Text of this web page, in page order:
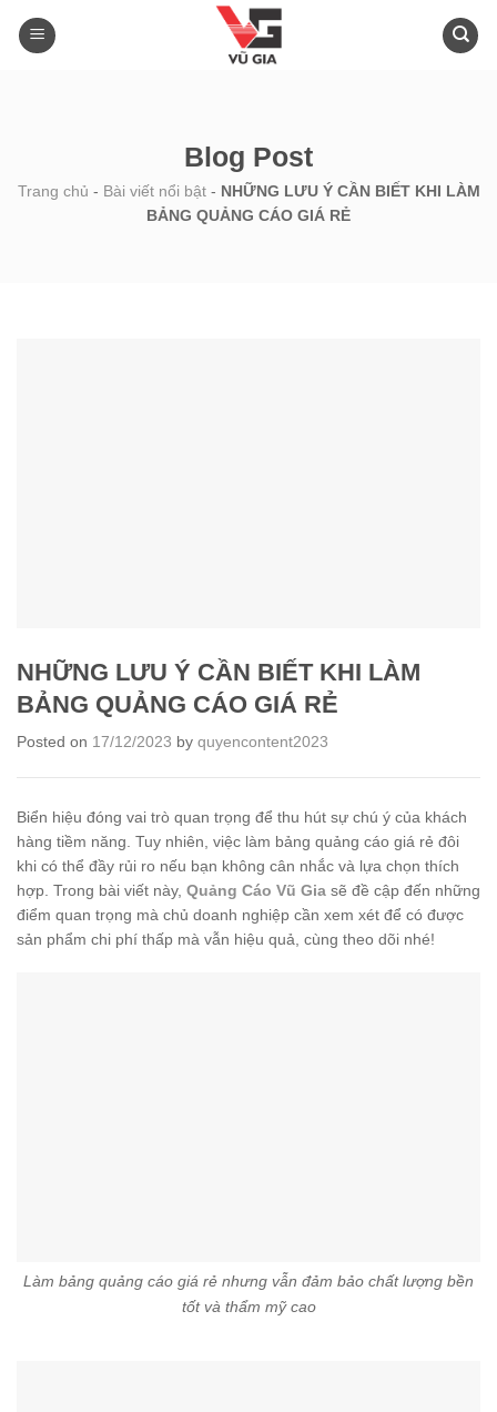
Blog Post
Trang chủ - Bài viết nổi bật- NHỮNG LƯU Ý CẦN BIẾT KHI LÀM
BẢNG QUẢNG CÁO GIÁ RẺ
NHỮNG LƯU Ý CẦN BIẾT KHI LÀM
BẢNG QUẢNG CÁO GIÁ RẺ
Posted on 17/12/2023 by quyencontent2023
Biển hiệu đóng vai trò quan trọng để thu hút sự chú ý của khách
hàng tiềm năng. Tuy nhiên, việc làm bảng quảng cáo giá rẻ đôi
khi có thể đầy rủi ro nếu bạn không cân nhắc và lựa chọn thích
hợp. Trong bài viết này, Quảng Cáo Vũ Gia sẽ đề cập đến những
điểm quan trọng mà chủ doanh nghiệp cần xem xét để có được
sản phẩm chi phí thấp mà vẫn hiệu quả, cùng theo dõi nhé!
Làm bảng quảng cáo giá rẻ nhưng vẫn đảm bảo chất lượng bền
tốt và thẩm mỹ cao